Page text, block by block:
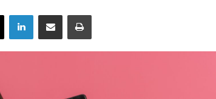
X LinkedInCompartir por correo electrónicoImprimir